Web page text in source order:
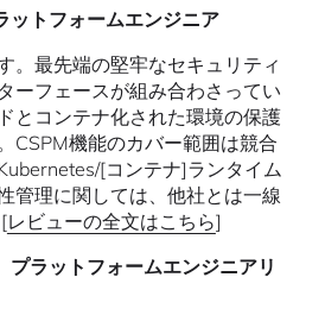
ットフォームエンジニア
。最先端の堅牢なセキュリティ
ーフェースが組み合わさってい
とコンテナ化された環境の保護
CSPM機能のカバー範囲は競合
[コンテナ]ランタイム
管理に関しては、他社とは一線
レビューの全文はこちら]
プラットフォームエンジニアリ